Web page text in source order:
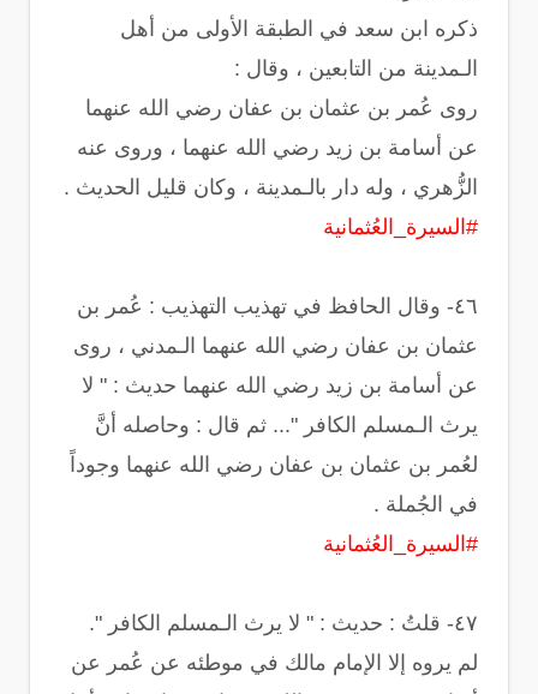
‏ذكره ابن سعد في الطبقة الأولى من أهل
الـمدينة من التابعين ، وقال :
‏روى عُمر بن عثمان بن عفان رضي الله عنهما
عن أسامة بن زيد رضي الله عنهما ، وروى عنه
الزُّهري ، وله دار بالـمدينة ، وكان قليل الحديث .
#السيرة_العُثمانية
‏٤٦- وقال الحافظ في تهذيب التهذيب : عُمر بن
عثمان بن عفان رضي الله عنهما الـمدني ، روى
عن أسامة بن زيد رضي الله عنهما حديث : " لا
يرث الـمسلم الكافر "... ثم قال : وحاصله أنَّ
لعُمر بن عثمان بن عفان رضي الله عنهما وجوداً
في الجُملة .
#السيرة_العُثمانية
‏لم يروه إلا الإمام مالك في موطئه عن عُمر عن